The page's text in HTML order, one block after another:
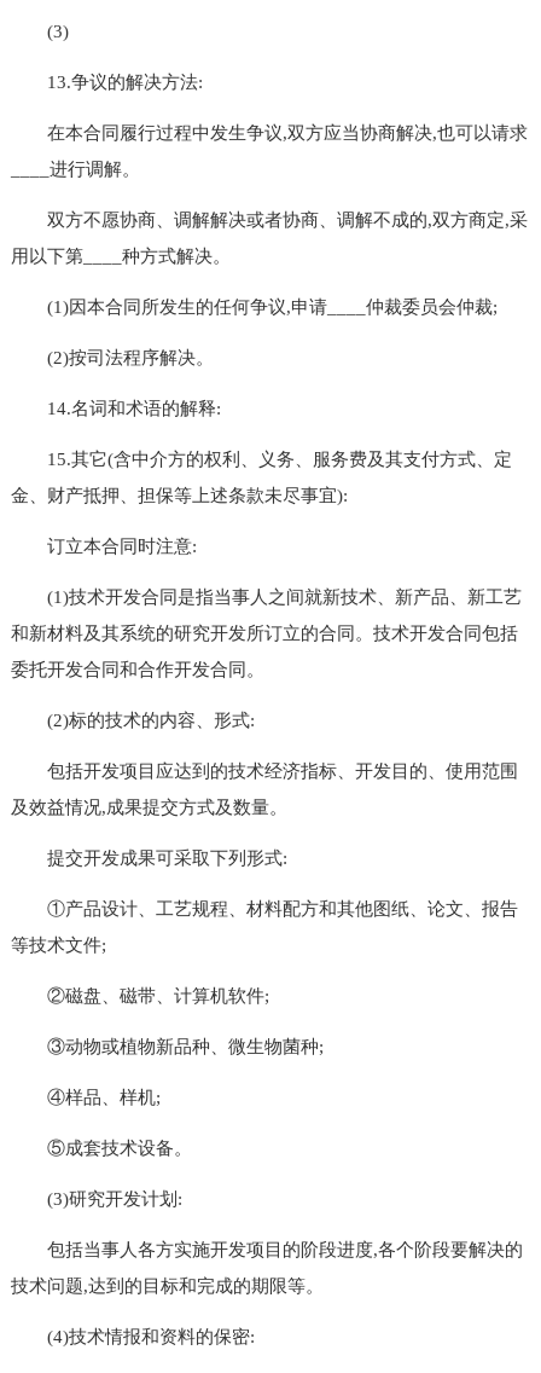
(3)
13.争议的解决方法:
在本合同履行过程中发生争议,双方应当协商解决,也可以请求
____进行调解。
双方不愿协商、调解解决或者协商、调解不成的,双方商定,采
用以下第____种方式解决。
(1)因本合同所发生的任何争议,申请____仲裁委员会仲裁;
(2)按司法程序解决。
14.名词和术语的解释:
15.其它(含中介方的权利、义务、服务费及其支付方式、定
金、财产抵押、担保等上述条款未尽事宜):
订立本合同时注意:
(1)技术开发合同是指当事人之间就新技术、新产品、新工艺
和新材料及其系统的研究开发所订立的合同。技术开发合同包括
委托开发合同和合作开发合同。
(2)标的技术的内容、形式:
包括开发项目应达到的技术经济指标、开发目的、使用范围
及效益情况,成果提交方式及数量。
提交开发成果可采取下列形式:
①产品设计、工艺规程、材料配方和其他图纸、论文、报告
等技术文件;
②磁盘、磁带、计算机软件;
③动物或植物新品种、微生物菌种;
④样品、样机;
⑤成套技术设备。
(3)研究开发计划:
包括当事人各方实施开发项目的阶段进度,各个阶段要解决的
技术问题,达到的目标和完成的期限等。
(4)技术情报和资料的保密: